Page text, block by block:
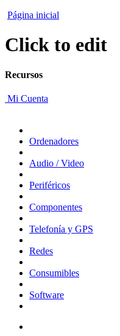
Página inicial
Click to edit
Recursos
Mi Cuenta
Ordenadores
Audio / Video
Periféricos
Componentes
Telefonía y GPS
Redes
Consumibles
Software